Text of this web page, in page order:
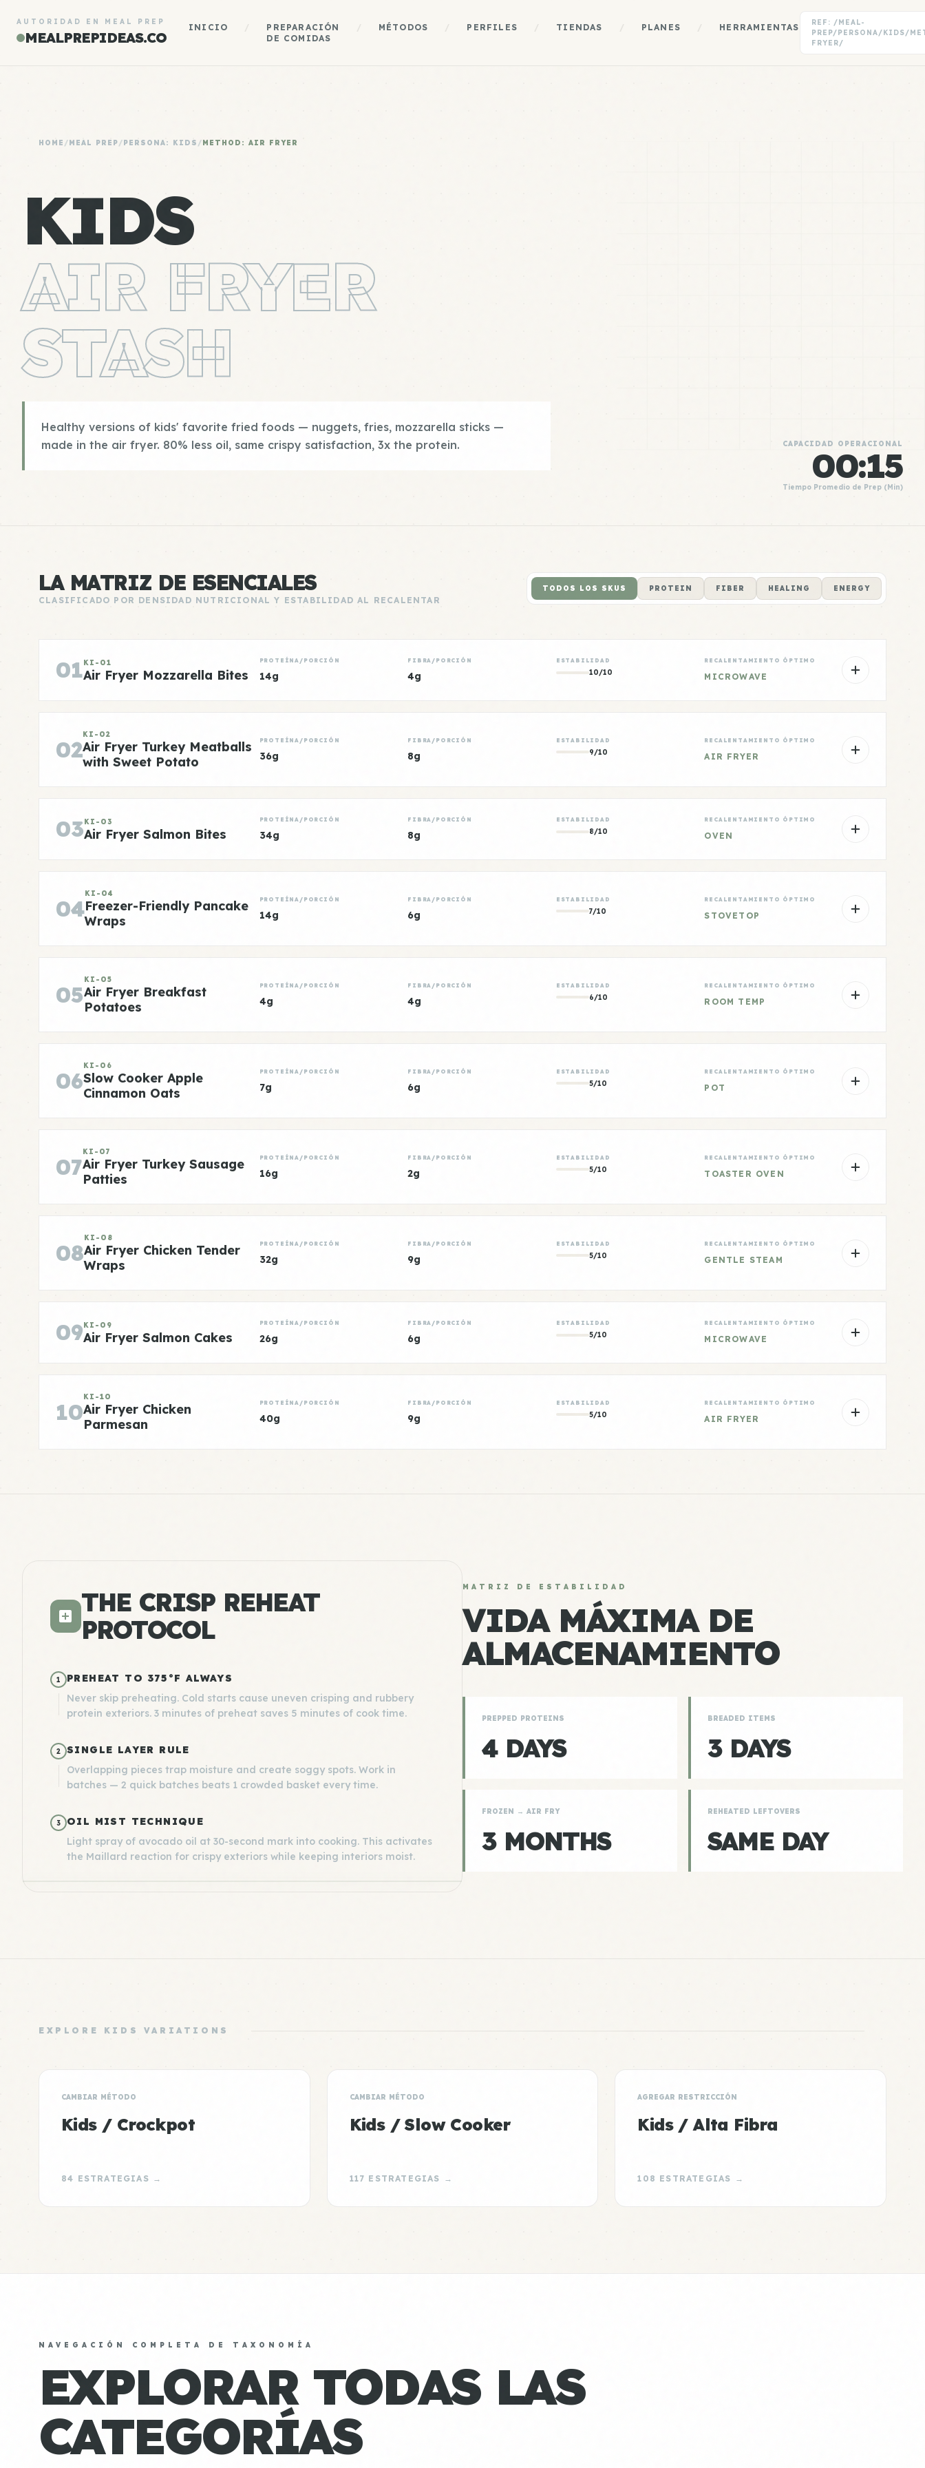
AUTORIDAD EN MEAL PREP
MEALPREPIDEAS.CO
INICIO
PREPARACIÓN
DE COMIDAS
MÉTODOS PERFILES TIENDAS PLANES HERRAMIENTAS
REF: /MEAL-
PREP/PERSONA/KIDS/
FRYER/
HOME /MEAL PREP/PERSONA: KIDS /METHOD: AIR FRYER
KIDS
AIR FRYER
STASH
Healthy versions of kids' favorite fried foods — nuggets, fries, mozzarella sticks —
made in the air fryer. 80% less oil, same crispy satisfaction, 3x the protein.
CAPACIDAD OPERACIONAL
00:15
Tiempo Promedio de Prep (Min)
LA MATRIZ DE ESENCIALES
CLASIFICADO POR DENSIDAD NUTRICIONAL Y ESTABILIDAD AL RECALENTAR
TODOS LOS SKUS PROTEIN FIBER HEALING ENERGY
01KI-01
Air Fryer Mozzarella Bites
PROTEÍNA/PORCIÓN
14g
FIBRA/PORCIÓN
4g
ESTABILIDAD
10/10
RECALENTAMIENTO ÓPTIMO
MICROWAVE
02
KI-02
Air Fryer Turkey Meatballs
with Sweet Potato
PROTEÍNA/PORCIÓN
36g
FIBRA/PORCIÓN
8g
ESTABILIDAD
9/10
RECALENTAMIENTO ÓPTIMO
AIR FRYER
03KI-03
Air Fryer Salmon Bites
PROTEÍNA/PORCIÓN
34g
FIBRA/PORCIÓN
8g
ESTABILIDAD
8/10
RECALENTAMIENTO ÓPTIMO
OVEN
04
KI-04
Freezer-Friendly Pancake
Wraps
PROTEÍNA/PORCIÓN
14g
FIBRA/PORCIÓN
6g
ESTABILIDAD
7/10
RECALENTAMIENTO ÓPTIMO
STOVETOP
05
KI-05
Air Fryer Breakfast
Potatoes
PROTEÍNA/PORCIÓN
4g
FIBRA/PORCIÓN
4g
ESTABILIDAD
6/10
RECALENTAMIENTO ÓPTIMO
ROOM TEMP
06
KI-06
Slow Cooker Apple
Cinnamon Oats
PROTEÍNA/PORCIÓN
7g
FIBRA/PORCIÓN
6g
ESTABILIDAD
5/10
RECALENTAMIENTO ÓPTIMO
POT
07
KI-07
Air Fryer Turkey Sausage
Patties
PROTEÍNA/PORCIÓN
16g
FIBRA/PORCIÓN
2g
ESTABILIDAD
5/10
RECALENTAMIENTO ÓPTIMO
TOASTER OVEN
08
KI-08
Air Fryer Chicken Tender
Wraps
PROTEÍNA/PORCIÓN
32g
FIBRA/PORCIÓN
9g
ESTABILIDAD
5/10
RECALENTAMIENTO ÓPTIMO
GENTLE STEAM
09KI-09
Air Fryer Salmon Cakes
PROTEÍNA/PORCIÓN
26g
FIBRA/PORCIÓN
6g
ESTABILIDAD
5/10
RECALENTAMIENTO ÓPTIMO
MICROWAVE
10
KI-10
Air Fryer Chicken
Parmesan
PROTEÍNA/PORCIÓN
40g
FIBRA/PORCIÓN
9g
ESTABILIDAD
5/10
RECALENTAMIENTO ÓPTIMO
AIR FRYER
THE CRISP REHEAT
PROTOCOL
1
PREHEAT TO 375°F ALWAYS
Never skip preheating. Cold starts cause uneven crisping and rubbery
protein exteriors. 3 minutes of preheat saves 5 minutes of cook time.
2
SINGLE LAYER RULE
Overlapping pieces trap moisture and create soggy spots. Work in
batches — 2 quick batches beats 1 crowded basket every time.
3
OIL MIST TECHNIQUE
Light spray of avocado oil at 30-second mark into cooking. This activates
the Maillard reaction for crispy exteriors while keeping interiors moist.
MATRIZ DE ESTABILIDAD
VIDA MÁXIMA DE
ALMACENAMIENTO
PREPPED PROTEINS
4 DAYS
BREADED ITEMS
3 DAYS
FROZEN → AIR FRY
3 MONTHS
REHEATED LEFTOVERS
SAME DAY
EXPLORE KIDS VARIATIONS
CAMBIAR MÉTODO
Kids / Crockpot
84 ESTRATEGIAS →
CAMBIAR MÉTODO
Kids / Slow Cooker
117 ESTRATEGIAS →
AGREGAR RESTRICCIÓN
Kids / Alta Fibra
108 ESTRATEGIAS →
NAVEGACIÓN COMPLETA DE TAXONOMÍA
EXPLORAR TODAS LAS
CATEGORÍAS